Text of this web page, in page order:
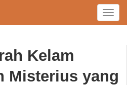
T
o
n
Kelam
Misterius yang